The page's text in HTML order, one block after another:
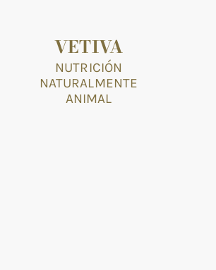
VETIVA
NUTRICIÓN
NATURALMENTE
ANIMAL